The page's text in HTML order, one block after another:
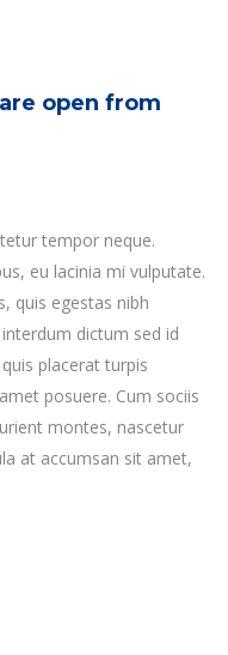
open from
tempor neque.
eu lacinia mi vulputate.
quis egestas nibh
dictum sed id
placerat turpis
posuere. Cum sociis
montes, nascetur
at accumsan sit amet,